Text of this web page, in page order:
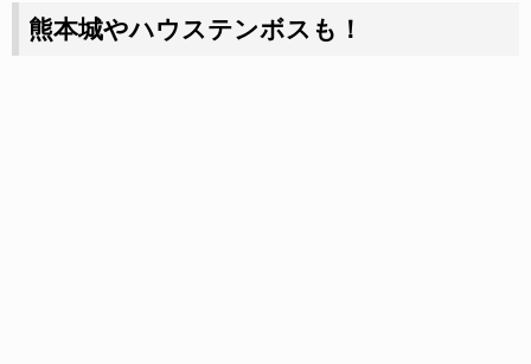
熊本城やハウステンボスも！